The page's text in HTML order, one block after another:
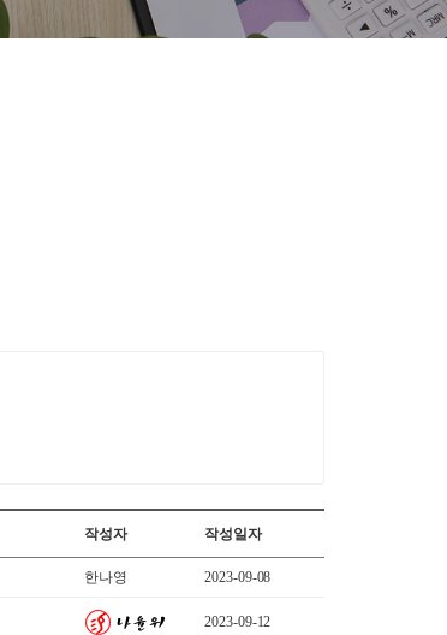
작성자 작성일자
한나영 2023-09-08
2023-09-12